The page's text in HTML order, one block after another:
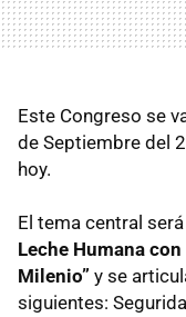
Este Congreso se
de Septiembre del
hoy.
El tema central será
Leche Humana
Milenio” y se
siguientes: